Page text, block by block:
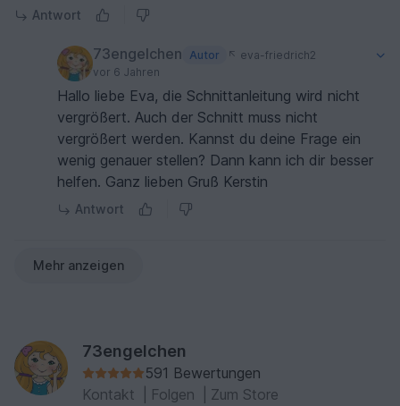
Antwort
73engelchen Autor
eva-friedrich2
vor 6 Jahren
Hallo liebe Eva, die Schnittanleitung wird nicht
vergrößert. Auch der Schnitt muss nicht
vergrößert werden. Kannst du deine Frage ein
wenig genauer stellen? Dann kann ich dir besser
helfen. Ganz lieben Gruß Kerstin
Antwort
Mehr anzeigen
73engelchen
591 Bewertungen
Kontakt
Folgen Zum Store